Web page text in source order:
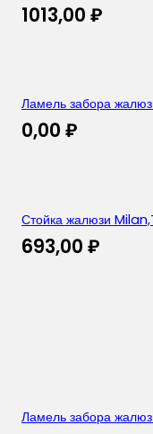
1013,00 ₽
Ламель забора
0,00 ₽
Стойка жалюзи
693,00 ₽
Ламель забора